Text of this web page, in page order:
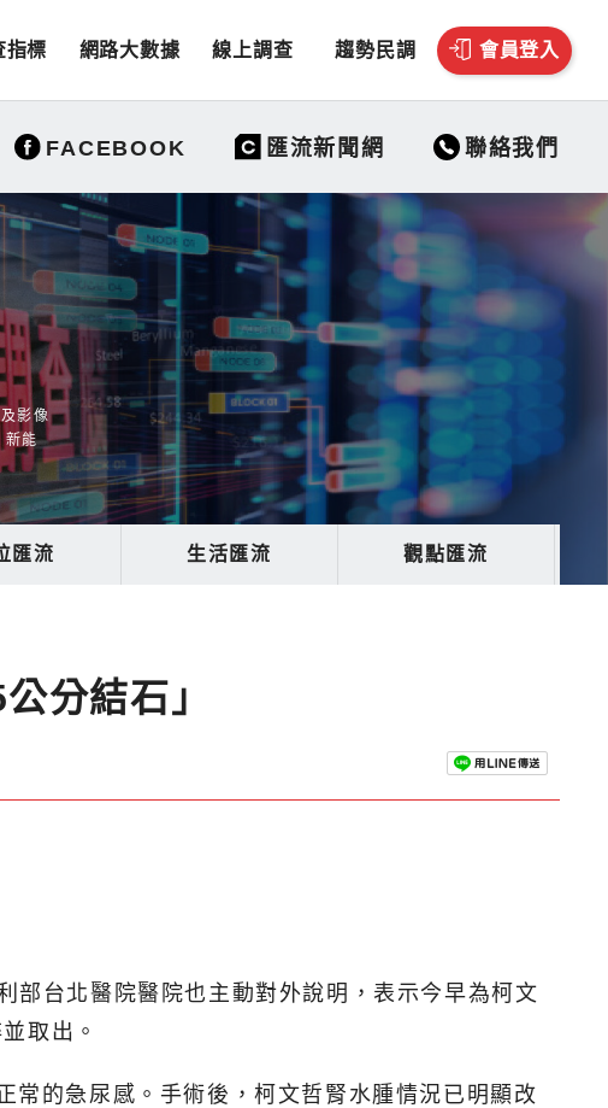
指標 網路大數據 線上調查 趨勢民調 會員登入
FACEBOOK 匯流新聞網 聯絡我們
影像
新能
匯流 生活匯流 觀點匯流
分結石」
部台北醫院醫院也主動對外說明，表示今早為柯文
取出。
常的急尿感。手術後，柯文哲腎水腫情況已明顯改